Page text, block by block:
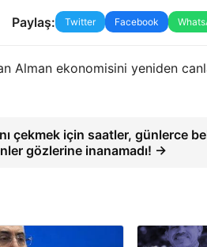
Paylaş: Twitter Facebook
Alman ekonomisini yeniden
çekmek için saatler, günlerce
gözlerine inanamadı! →